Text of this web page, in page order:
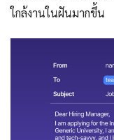
ใกล้งานในฝันมากขึ้น